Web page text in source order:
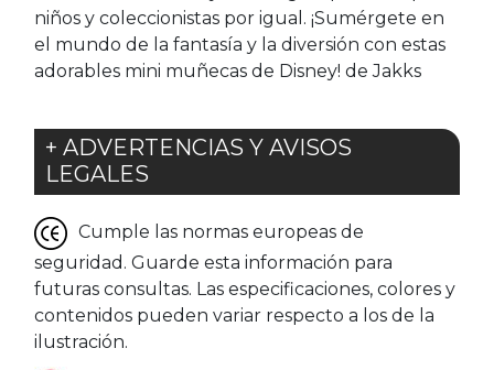
niños y coleccionistas por igual. ¡Sumérgete en
el mundo de la fantasía y la diversión con estas
adorables mini muñecas de Disney! de Jakks
+ ADVERTENCIAS Y AVISOS
LEGALES
Cumple las normas europeas de
seguridad. Guarde esta información para
futuras consultas. Las especificaciones, colores y
contenidos pueden variar respecto a los de la
ilustración.